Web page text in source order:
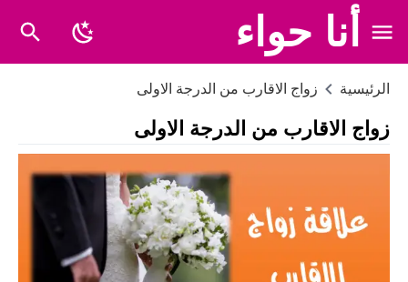
أنا حواء
الرئيسية زواج الاقارب من الدرجة الاولى
زواج الاقارب من الدرجة الاولى